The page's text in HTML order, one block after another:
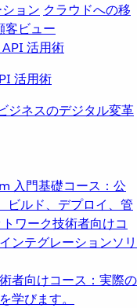
ョン クラウドへの移
客ビュー
活用術
ジネスのデジタル変革
入門基礎コース：公
ビルド、デプロイ、管
ワーク技術者向けコ
ンテグレーションソリ
者向けコース：実際の
学びます。